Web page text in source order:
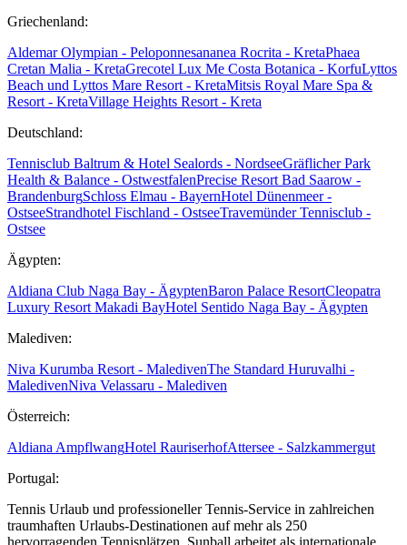
Griechenland:
Aldemar Olympian - Peloponnesananea Rocrita - KretaPhaea
Cretan Malia - KretaGrecotel Lux Me Costa Botanica - KorfuLyttos
Beach und Lyttos Mare Resort - KretaMitsis Royal Mare Spa &
Resort - KretaVillage Heights Resort - Kreta
Deutschland:
Tennisclub Baltrum & Hotel Sealords - NordseeGräflicher Park
Health & Balance - OstwestfalenPrecise Resort Bad Saarow -
BrandenburgSchloss Elmau - BayernHotel Dünenmeer -
OstseeStrandhotel Fischland - OstseeTravemünder Tennisclub -
Ostsee
Ägypten:
Aldiana Club Naga Bay - ÄgyptenBaron Palace ResortCleopatra
Luxury Resort Makadi BayHotel Sentido Naga Bay - Ägypten
Malediven:
Niva Kurumba Resort - MaledivenThe Standard Huruvalhi -
MaledivenNiva Velassaru - Malediven
Österreich:
Aldiana AmpflwangHotel RauriserhofAttersee - Salzkammergut
Portugal:
Tennis Urlaub und professioneller Tennis-Service in zahlreichen
traumhaften Urlaubs-Destinationen auf mehr als 250